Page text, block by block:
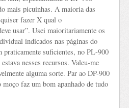
mais picuinhas. A maioria das
fazer X qual o
usar”. Usei maioritariamente os
indicados nas páginas do
praticamente suficientes, no PL-900
nesses recursos. Valeu-me
alguma sorte. Par ao DP-900
faz um bom apanhado de tudo